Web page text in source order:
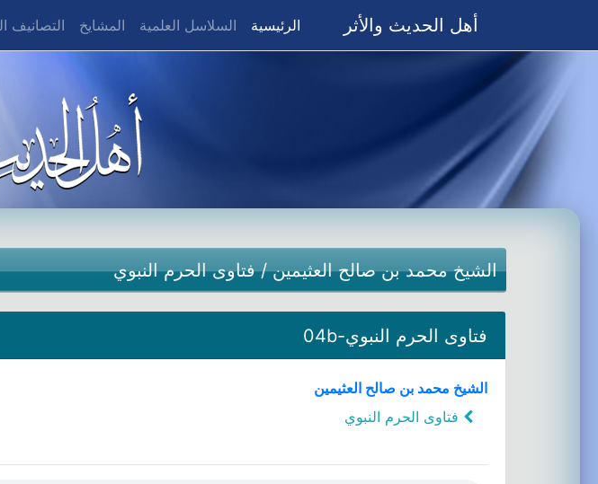
أهل الحديث والأثر الرئيسية السلاسل العلمية المشايخ التصانيف
الشيخ محمد بن صالح العثيمين/فتاوى الحرم النبوي
فتاوى الحرم النبوي-04b
الشيخ محمد بن صالح العثيمين
فتاوى الحرم النبوي